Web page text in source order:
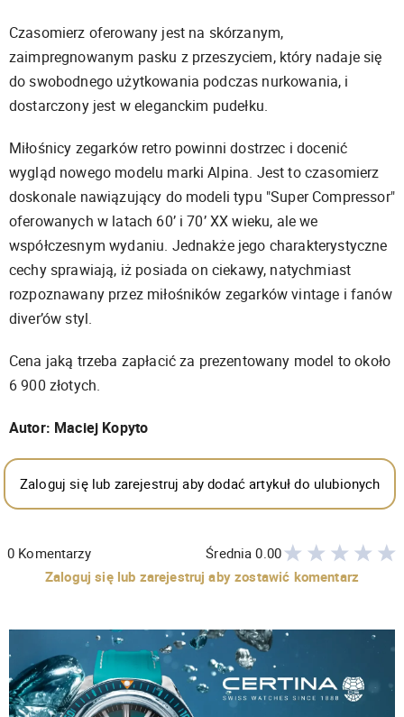
Czasomierz oferowany jest na skórzanym,
zaimpregnowanym pasku z przeszyciem, który nadaje się
do swobodnego użytkowania podczas nurkowania, i
dostarczony jest w eleganckim pudełku.
Miłośnicy zegarków retro powinni dostrzec i docenić
wygląd nowego modelu marki Alpina. Jest to czasomierz
doskonale nawiązujący do modeli typu "Super Compressor"
oferowanych w latach 60’ i 70’ XX wieku, ale we
współczesnym wydaniu. Jednakże jego charakterystyczne
cechy sprawiają, iż posiada on ciekawy, natychmiast
rozpoznawany przez miłośników zegarków vintage i fanów
diver’ów styl.
Cena jaką trzeba zapłacić za prezentowany model to około
6 900 złotych.
Autor: Maciej Kopyto
Zaloguj się lub zarejestruj aby dodać artykuł do ulubionych
0 Komentarzy Średnia0.00
Zaloguj się lub zarejestruj aby zostawić komentarz